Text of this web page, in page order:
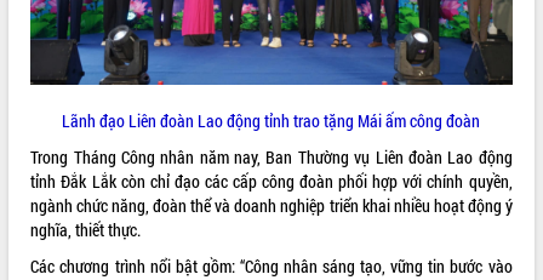
Trailer Lễ hội Sầu riêng Đắk Lắk năm
và tặng quà người dân xã Cư Pui
Hội nghị UBND tỉnh Đắk Lắk thường kỳ
tháng 7/2026
Lễ truy tặng danh hiệu “Bà Mẹ Việt
Nam Anh hùng” và trao Huân chương
Lao động
ALBUM ẢNH
Lãnh đạo Liên đoàn Lao động tỉnh trao tặng Mái ấm công đoàn
Trong Tháng Công nhân năm nay, Ban Thường vụ Liên đoàn Lao động
tỉnh Đắk Lắk còn chỉ đạo các cấp công đoàn phối hợp với chính quyền,
ngành chức năng, đoàn thể và doanh nghiệp triển khai nhiều hoạt động ý
nghĩa, thiết thực.
Các chương trình nổi bật gồm: “Công nhân sáng tạo, vững tin bước vào